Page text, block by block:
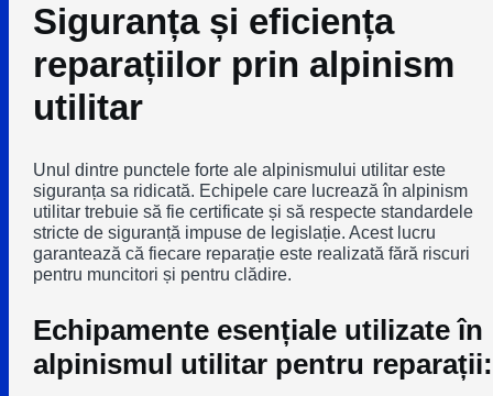
Siguranța și eficiența
reparațiilor prin alpinism
utilitar
Unul dintre punctele forte ale alpinismului utilitar este
siguranța sa ridicată. Echipele care lucrează în alpinism
utilitar trebuie să fie certificate și să respecte standardele
stricte de siguranță impuse de legislație. Acest lucru
garantează că fiecare reparație este realizată fără riscuri
pentru muncitori și pentru clădire.
Echipamente esențiale utilizate în
alpinismul utilitar pentru reparații: